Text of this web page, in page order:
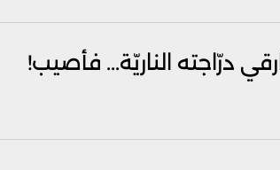
درّاجته الناريّة... فأصيب!